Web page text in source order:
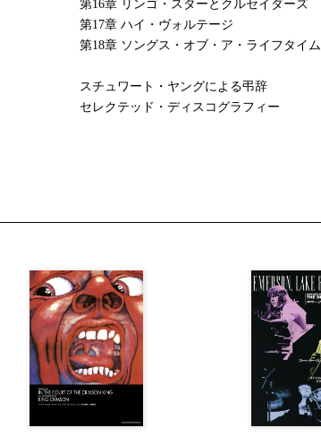
第16章 リンゴ・スターとクルセイダーズ
第17章 ハイ・ヴォルテージ
第18章 ソングス・オブ・ア・ライフタイム
スチュワート・ヤングによる弔辞
セレクテッド・ディスコグラフィー